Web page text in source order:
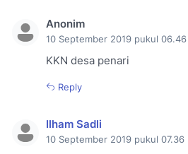
Anonim
10 September 2019 pukul 06.46
KKN desa penari
Reply
Ilham Sadli
10 September 2019 pukul 07.36